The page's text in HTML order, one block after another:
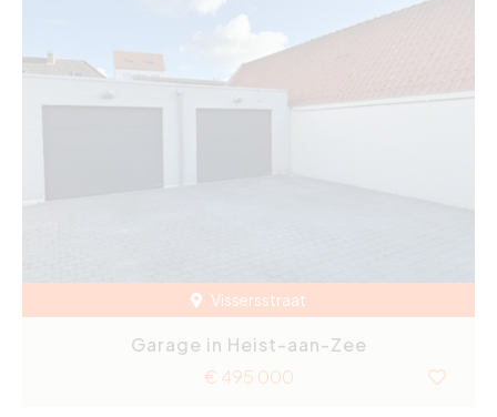
Vissersstraat
Garage in Heist-aan-Zee
€ 495 000